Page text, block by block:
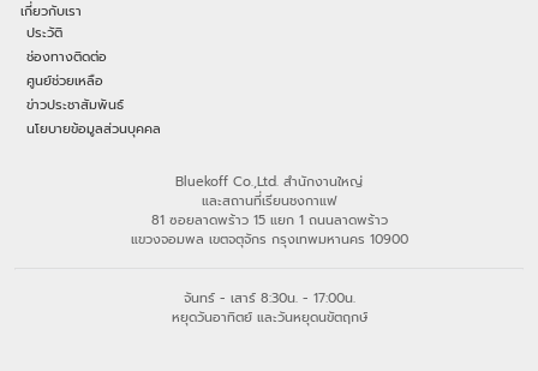
เกี่ยวกับเรา
ประวัติ
ช่องทางติดต่อ
ศูนย์ช่วยเหลือ
ข่าวประชาสัมพันธ์
นโยบายข้อมูลส่วนบุคคล
Bluekoff Co.,Ltd. สำนักงานใหญ่
และสถานที่เรียนชงกาแฟ
81 ซอยลาดพร้าว 15 แยก 1 ถนนลาดพร้าว
แขวงจอมพล เขตจตุจักร กรุงเทพมหานคร 10900
จันทร์ - เสาร์ 8:30น. - 17:00น.
หยุดวันอาทิตย์ และวันหยุดนขัตฤกษ์